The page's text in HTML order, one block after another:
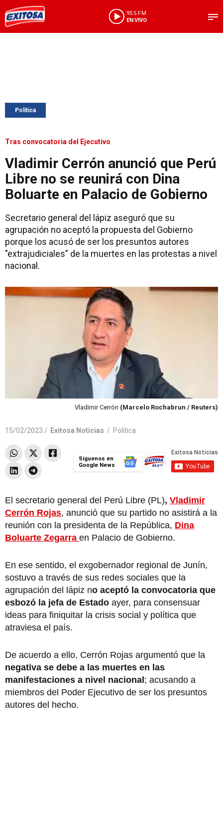
95.5 FM
EN VIVO
Política
Tras convocatoria del Ejecutivo
Vladimir Cerrón anunció que Perú
Libre no se reunirá con Dina
Boluarte en Palacio de Gobierno
Secretario general del lápiz aseguró que su
agrupación no aceptó la propuesta del Gobierno
porque los acusó de ser los presuntos autores
"extrajudiciales" de la muertes en las protestas a nivel
nacional.
Vladimir Cerrón (Marcelo Rochabrun / Reuters)
15/02/2023 / Exitosa Noticias / Política
Síguenos en
Google News
El secretario general del Perú Libre (PL), Vladimir
Cerrón Rojas, anunció que su partido no asistirá a la
reunión con la presidenta de la República, Dina
Boluarte Zegarra en Palacio de Gobierno.
En ese sentido, el exgobernador regional de Junín,
sostuvo a través de sus redes sociales que la
agrupación del lápiz no aceptó la convocatoria que
esbozó la jefa de Estado ayer, para consensuar
ideas para finiquitar la crisis social y política que
atraviesa el país.
De acuerdo a ello, Cerrón Rojas argumentó que la
negativa se debe a las muertes en las
manifestaciones a nivel nacional; acusando a
miembros del Poder Ejecutivo de ser los presuntos
autores del hecho.